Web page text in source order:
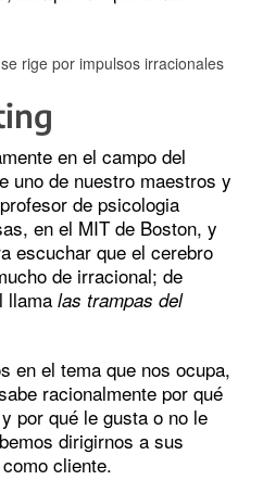
rige por impulsos irracionales
en el campo del
uno de nuestro maestros y
de psicologia
en el MIT de Boston, y
escuchar que el cerebro
de irracional; de
llama las trampas del
en el tema que nos ocupa,
racionalmente por qué
por qué le gusta o no le
dirigirnos a sus
cliente.